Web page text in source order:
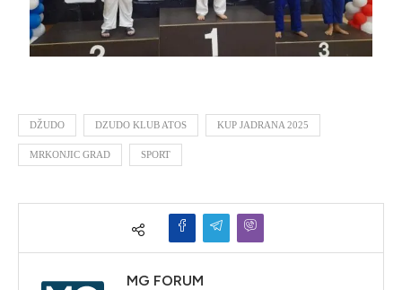
DŽUDO DZUDO KLUB ATOS KUP JADRANA 2025
MRKONJIC GRAD SPORT
MG FORUM